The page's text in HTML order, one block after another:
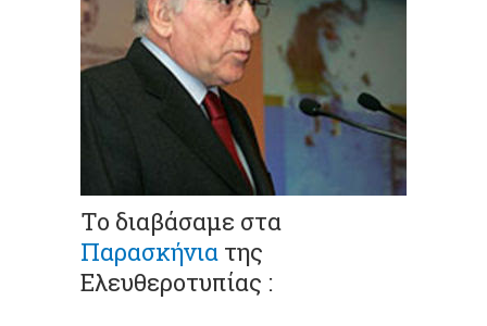
Το διαβάσαμε στα
Παρασκήνια της
Ελευθεροτυπίας :